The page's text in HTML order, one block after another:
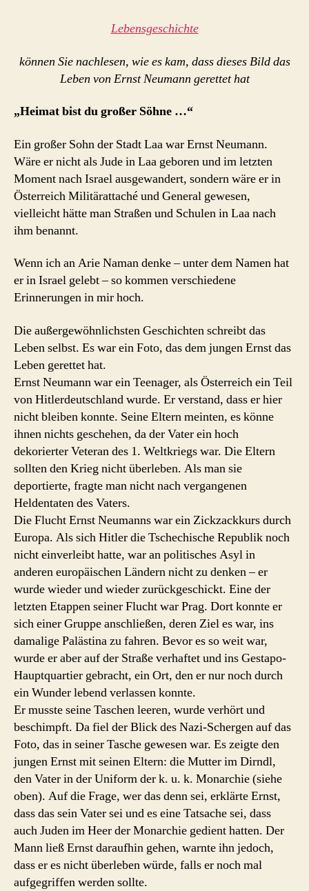
Lebensgeschichte
können Sie nachlesen, wie es kam, dass dieses Bild das
Leben von Ernst Neumann gerettet hat
„Heimat bist du großer Söhne …“
Ein großer Sohn der Stadt Laa war Ernst Neumann.
Wäre er nicht als Jude in Laa geboren und im letzten
Moment nach Israel ausgewandert, sondern wäre er in
Österreich Militärattaché und General gewesen,
vielleicht hätte man Straßen und Schulen in Laa nach
ihm benannt.
Wenn ich an Arie Naman denke – unter dem Namen hat
er in Israel gelebt – so kommen verschiedene
Erinnerungen in mir hoch.
Die außergewöhnlichsten Geschichten schreibt das
Leben selbst. Es war ein Foto, das dem jungen Ernst das
Leben gerettet hat.
Ernst Neumann war ein Teenager, als Österreich ein Teil
von Hitlerdeutschland wurde. Er verstand, dass er hier
nicht bleiben konnte. Seine Eltern meinten, es könne
ihnen nichts geschehen, da der Vater ein hoch
dekorierter Veteran des 1. Weltkriegs war. Die Eltern
sollten den Krieg nicht überleben. Als man sie
deportierte, fragte man nicht nach vergangenen
Heldentaten des Vaters.
Die Flucht Ernst Neumanns war ein Zickzackkurs durch
Europa. Als sich Hitler die Tschechische Republik noch
nicht einverleibt hatte, war an politisches Asyl in
anderen europäischen Ländern nicht zu denken – er
wurde wieder und wieder zurückgeschickt. Eine der
letzten Etappen seiner Flucht war Prag. Dort konnte er
sich einer Gruppe anschließen, deren Ziel es war, ins
damalige Palästina zu fahren. Bevor es so weit war,
wurde er aber auf der Straße verhaftet und ins Gestapo-
Hauptquartier gebracht, ein Ort, den er nur noch durch
ein Wunder lebend verlassen konnte.
Er musste seine Taschen leeren, wurde verhört und
beschimpft. Da fiel der Blick des Nazi-Schergen auf das
Foto, das in seiner Tasche gewesen war. Es zeigte den
jungen Ernst mit seinen Eltern: die Mutter im Dirndl,
den Vater in der Uniform der k. u. k. Monarchie (siehe
oben). Auf die Frage, wer das denn sei, erklärte Ernst,
dass das sein Vater sei und es eine Tatsache sei, dass
auch Juden im Heer der Monarchie gedient hatten. Der
Mann ließ Ernst daraufhin gehen, warnte ihn jedoch,
dass er es nicht überleben würde, falls er noch mal
aufgegriffen werden sollte.